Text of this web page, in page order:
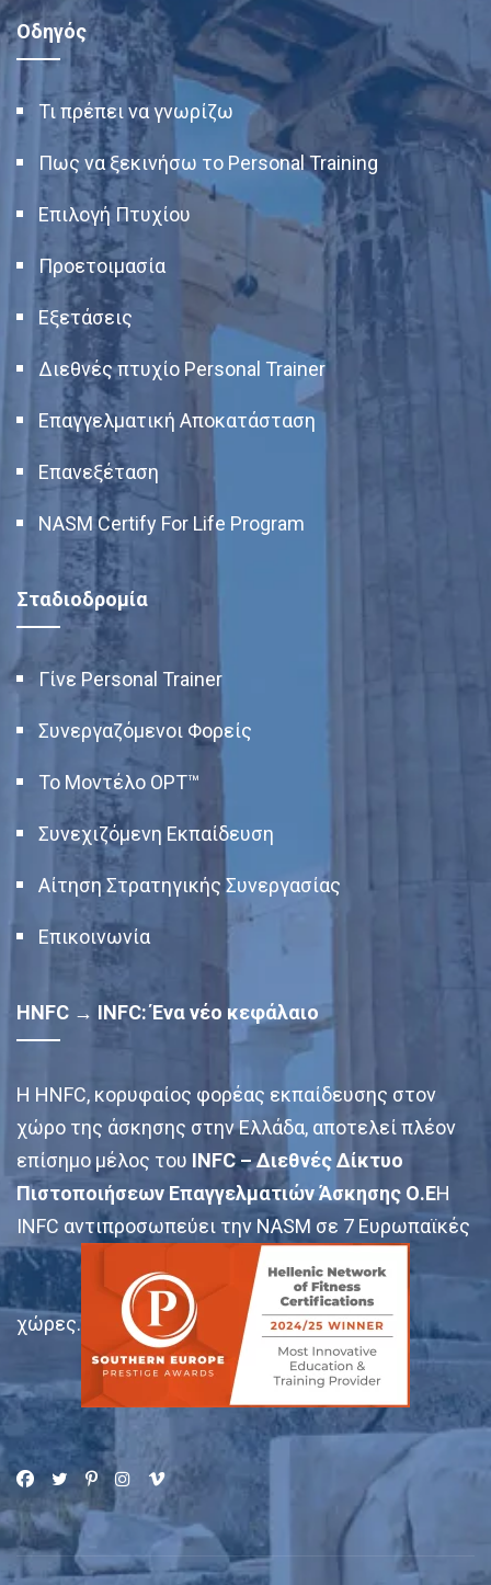
Οδηγός
Τι πρέπει να γνωρίζω
Πως να ξεκινήσω το Personal Training
Επιλογή Πτυχίου
Προετοιμασία
Εξετάσεις
Διεθνές πτυχίο Personal Trainer
Επαγγελματική Αποκατάσταση
Επανεξέταση
NASM Certify For Life Program
Σταδιοδρομία
Γίνε Personal Trainer
Συνεργαζόμενοι Φορείς
Το Μοντέλο OPT™
Συνεχιζόμενη Εκπαίδευση
Αίτηση Στρατηγικής Συνεργασίας
Επικοινωνία
HNFC → INFC: Ένα νέο κεφάλαιο
Η HNFC, κορυφαίος φορέας εκπαίδευσης στον
χώρο της άσκησης στην Ελλάδα, αποτελεί πλέον
επίσημο μέλος του INFC – Διεθνές Δίκτυο
Πιστοποιήσεων Επαγγελματιών Άσκησης Ο.ΕΗ
INFC αντιπροσωπεύει την NASM σε 7 Ευρωπαϊκές
χώρες.